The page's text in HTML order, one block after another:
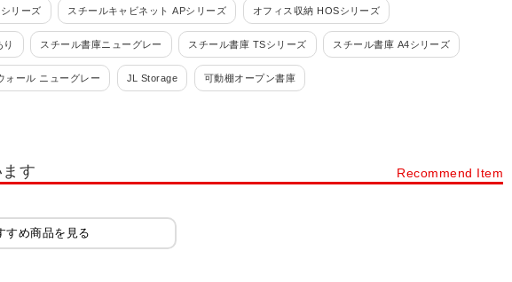
リーズ スチールキャビネット APシリーズ オフィス収納 HOSシリーズ
り スチール書庫ニューグレー スチール書庫 TSシリーズ スチール書庫 A4シリーズ
ォール ニューグレー JL Storage 可動棚オープン書庫
ース デスク周辺型(錠付・鍵付) ファイリングキャビネット
・木製書庫 サイズオーダーラックタナリオ
す Recommend Item
すめ商品を見る